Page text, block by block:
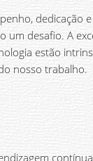
dedicação
um desafio. A
estão
nosso trabalho.